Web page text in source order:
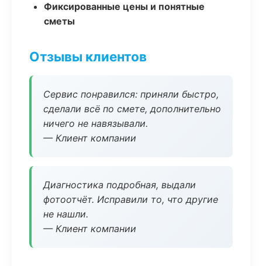
Фиксированные цены и понятные
сметы
Отзывы клиентов
Сервис понравился: приняли быстро,
сделали всё по смете, дополнительно
ничего не навязывали.
— Клиент компании
Диагностика подробная, выдали
фотоотчёт. Исправили то, что другие
не нашли.
— Клиент компании